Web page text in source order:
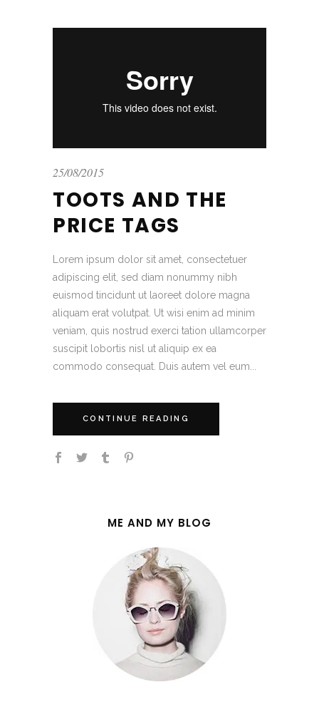
25/08/2015
TOOTS AND THE
PRICE TAGS
Lorem ipsum dolor sit amet, consectetuer
adipiscing elit, sed diam nonummy nibh
euismod tincidunt ut laoreet dolore magna
aliquam erat volutpat. Ut wisi enim ad minim
veniam, quis nostrud exerci tation ullamcorper
suscipit lobortis nisl ut aliquip ex ea
commodo consequat. Duis autem vel eum...
CONTINUE READING
ME AND MY BLOG